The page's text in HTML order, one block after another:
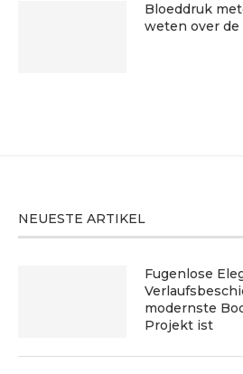
Bloeddruk
weten over
NEUESTE ARTIKEL
Fugenlose
modernste
Projekt ist